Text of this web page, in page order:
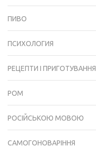
ПИВО
ПСИХОЛОГИЯ
РЕЦЕПТИ І ПРИГОТУВАННЯ
РОМ
РОСІЙСЬКОЮ МОВОЮ
САМОГОНОВАРІННЯ